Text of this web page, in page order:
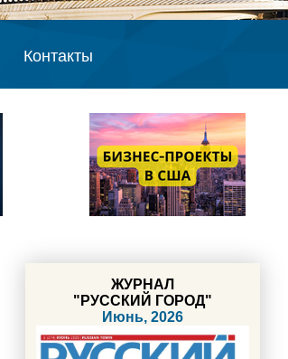
Контакты
ЖУРНАЛ
"РУССКИЙ ГОРОД"
Июнь, 2026